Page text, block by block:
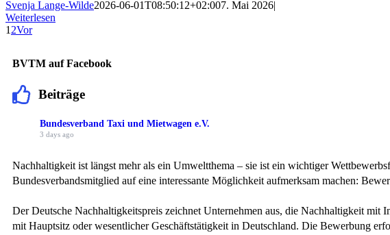
Svenja Lange-Wilde2026-06-01T08:50:12+02:007. Mai 2026|
Weiterlesen
1 2Vor
BVTM auf Facebook
Beiträge
Bundesverband Taxi und Mietwagen e.V.
3 days ago
Nachhaltigkeit ist längst mehr als ein Umweltthema – sie ist ein wichtiger
Bundesverbandsmitglied auf eine interessante Möglichkeit aufmerksam machen:
Der Deutsche Nachhaltigkeitspreis zeichnet Unternehmen aus, die Nachhaltigkeit
mit Hauptsitz oder wesentlicher Geschäftstätigkeit in Deutschland. Die Bewerbung